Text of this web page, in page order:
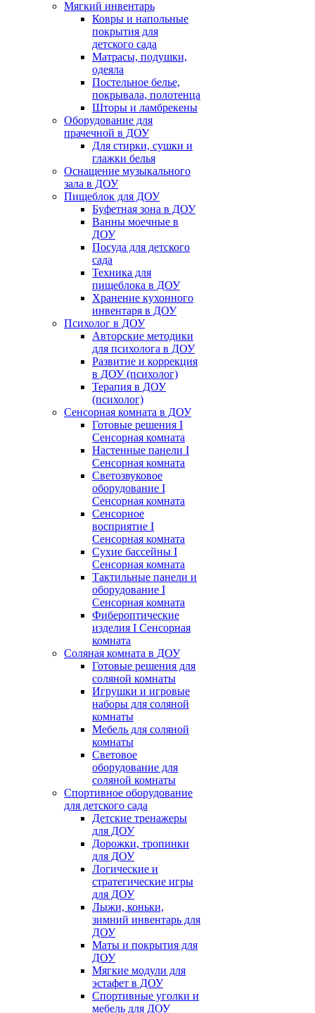
Мягкий инвентарь
Ковры и напольные
покрытия для
детского сада
Матрасы, подушки,
одеяла
Постельное белье,
покрывала, полотенца
Шторы и ламбрекены
Оборудование для
прачечной в ДОУ
Для стирки, сушки и
глажки белья
Оснащение музыкального
зала в ДОУ
Пищеблок для ДОУ
Буфетная зона в ДОУ
Ванны моечные в
ДОУ
Посуда для детского
сада
Техника для
пищеблока в ДОУ
Хранение кухонного
инвентаря в ДОУ
Психолог в ДОУ
Авторские методики
для психолога в ДОУ
Развитие и коррекция
в ДОУ (психолог)
Терапия в ДОУ
(психолог)
Сенсорная комната в ДОУ
Готовые решения I
Сенсорная комната
Настенные панели I
Сенсорная комната
Светозвуковое
оборудование I
Сенсорная комната
Сенсорное
восприятие I
Сенсорная комната
Сухие бассейны I
Сенсорная комната
Тактильные панели и
оборудование I
Сенсорная комната
Фибероптические
изделия I Сенсорная
комната
Соляная комната в ДОУ
Готовые решения для
соляной комнаты
Игрушки и игровые
наборы для соляной
комнаты
Мебель для соляной
комнаты
Световое
оборудование для
соляной комнаты
Спортивное оборудование
для детского сада
Детские тренажеры
для ДОУ
Дорожки, тропинки
для ДОУ
Логические и
стратегические игры
для ДОУ
Лыжи, коньки,
зимний инвентарь для
ДОУ
Маты и покрытия для
ДОУ
Мягкие модули для
эстафет в ДОУ
Спортивные уголки и
мебель для ДОУ